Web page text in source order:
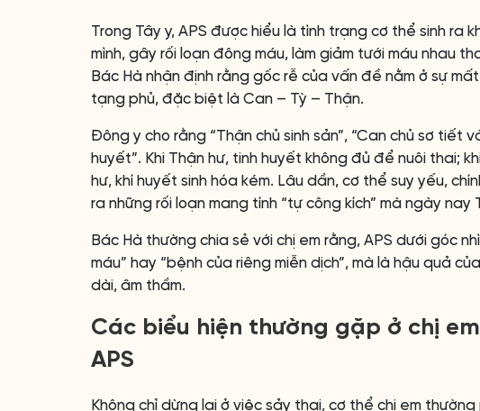
Trong Tây y, APS được hiểu là tình trạng cơ thể sinh ra
mình, gây rối loạn đông máu, làm giảm tưới máu nhau
Bác Hà nhận định rằng gốc rễ của vấn đề nằm ở sự
tạng phủ, đặc biệt là Can – Tỳ – Thận.
Đông y cho rằng “Thận chủ sinh sản”, “Can chủ sơ tiết
huyết”. Khi Thận hư, tinh huyết không đủ để nuôi thai;
hư, khí huyết sinh hóa kém. Lâu dần, cơ thể suy yếu,
ra những rối loạn mang tính “tự công kích” mà ngày nay
Bác Hà thường chia sẻ với chị em rằng, APS dưới góc
máu” hay “bệnh của riêng miễn dịch”, mà là hậu quả
dài, âm thầm.
Các biểu hiện thường gặp ở chị
APS
Không chỉ dừng lại ở việc sảy thai, cơ thể chị em